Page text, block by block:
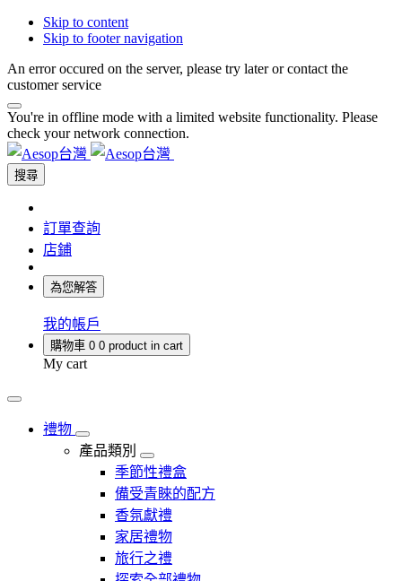
Skip to content
Skip to footer navigation
An error occured on the server, please try later or contact the
customer service
You're in offline mode with a limited website functionality. Please
check your network connection.
搜尋
訂單查詢
店鋪
為您解答
我的帳戶
購物車 0 0 product in cart
My cart
禮物
產品類別
季節性禮盒
備受青睞的配方
香氛獻禮
家居禮物
旅行之禮